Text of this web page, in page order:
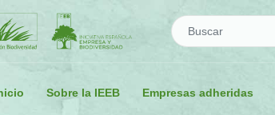
Buscar
Sobre la IEEB Empresas adheridas